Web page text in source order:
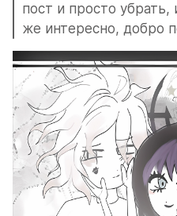
пост и просто убрать,
же интересно, добро